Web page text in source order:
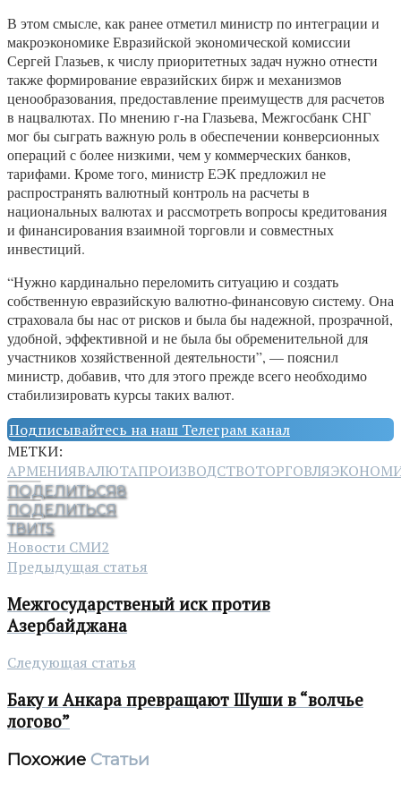
В этом смысле, как ранее отметил министр по интеграции и
макроэкономике Евразийской экономической комиссии
Сергей Глазьев, к числу приоритетных задач нужно отнести
также формирование евразийских бирж и механизмов
ценообразования, предоставление преимуществ для расчетов
в нацвалютах. По мнению г-на Глазьева, Межгосбанк СНГ
мог бы сыграть важную роль в обеспечении конверсионных
операций с более низкими, чем у коммерческих банков,
тарифами. Кроме того, министр ЕЭК предложил не
распространять валютный контроль на расчеты в
национальных валютах и рассмотреть вопросы кредитования
и финансирования взаимной торговли и совместных
инвестиций.
“Нужно кардинально переломить ситуацию и создать
собственную евразийскую валютно-финансовую систему. Она
страховала бы нас от рисков и была бы надежной, прозрачной,
удобной, эффективной и не была бы обременительной для
участников хозяйственной деятельности”, — пояснил
министр, добавив, что для этого прежде всего необходимо
стабилизировать курсы таких валют.
Подписывайтесь на наш Телеграм канал
МЕТКИ:
АРМЕНИЯВАЛЮТАПРОИЗВОДСТВОТОРГОВЛЯ
ПОДЕЛИТЬСЯ8
ПОДЕЛИТЬСЯ
ТВИТ5
Новости СМИ2
Предыдущая статья
Межгосударственый иск против
Азербайджана
Следующая статья
Баку и Анкара превращают Шуши в “волчье
логово”
Похожие Статьи